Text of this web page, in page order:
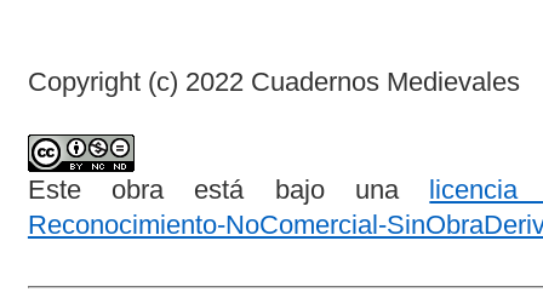
Copyright (c) 2022 Cuadernos Medievales
Este obra está bajo una
Reconocimiento-NoComercial-